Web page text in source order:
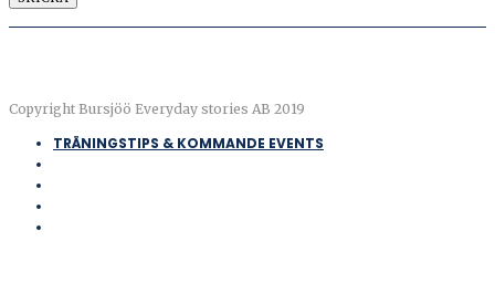
Copyright Bursjöö Everyday stories AB 2019
TRÄNINGSTIPS & KOMMANDE EVENTS